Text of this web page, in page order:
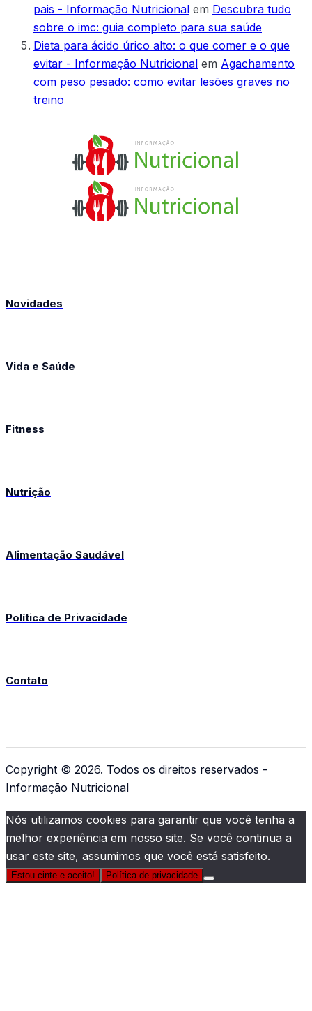
pais - Informação Nutricional em Descubra tudo
sobre o imc: guia completo para sua saúde
Dieta para ácido úrico alto: o que comer e o que
evitar - Informação Nutricional em Agachamento
com peso pesado: como evitar lesões graves no
treino
Novidades
Vida e Saúde
Fitness
Nutrição
Alimentação Saudável
Política de Privacidade
Contato
Copyright © 2026. Todos os direitos reservados -
Informação Nutricional
Nós utilizamos cookies para garantir que você tenha a
melhor experiência em nosso site. Se você continua a
usar este site, assumimos que você está satisfeito.
Estou cinte e aceito! Política de privacidade